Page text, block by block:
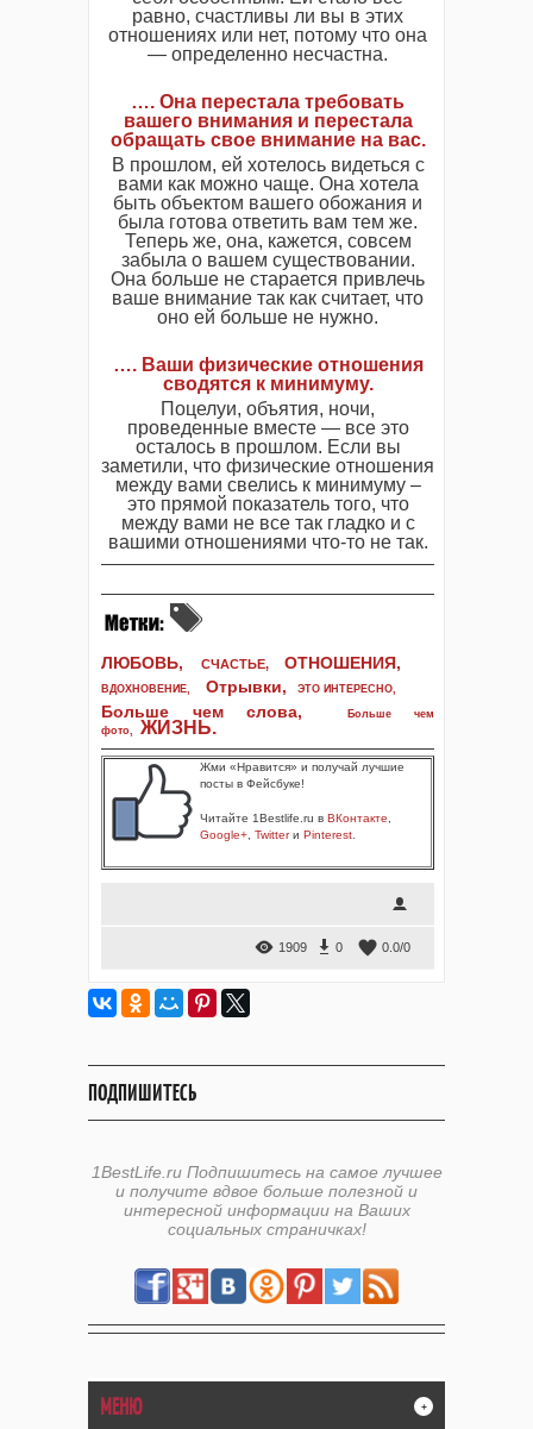
равно, счастливы ли вы в этих
отношениях или нет, потому что она
— определенно несчастна.
…. Она перестала требовать
вашего внимания и перестала
обращать свое внимание на вас.
В прошлом, ей хотелось видеться с
вами как можно чаще. Она хотела
быть объектом вашего обожания и
была готова ответить вам тем же.
Теперь же, она, кажется, совсем
забыла о вашем существовании.
Она больше не старается привлечь
ваше внимание так как считает, что
оно ей больше не нужно.
…. Ваши физические отношения
сводятся к минимуму.
Поцелуи, объятия, ночи,
проведенные вместе — все это
осталось в прошлом. Если вы
заметили, что физические отношения
между вами свелись к минимуму –
это прямой показатель того, что
между вами не все так гладко и с
вашими отношениями что-то не так.
ЛЮБОВЬ, СЧАСТЬЕ, ОТНОШЕНИЯ,
ВДОХНОВЕНИЕ, Отрывки, ЭТО ИНТЕРЕСНО,
Больше чем слова,
Больше чем
фото, ЖИЗНЬ.
Жми «Нравится» и получай лучшие
посты в Фейсбуке!
Читайте 1Bestlife.ru в ВКонтакте
Google+ Twitterи Pinterest
1909 0 0.0/0
ПОДПИШИТЕСЬ
1BestLife.ru Подпишитесь на самое лучшее
и получите вдвое больше полезной и
интересной информации на Ваших
социальных страничках!
МЕНЮ +